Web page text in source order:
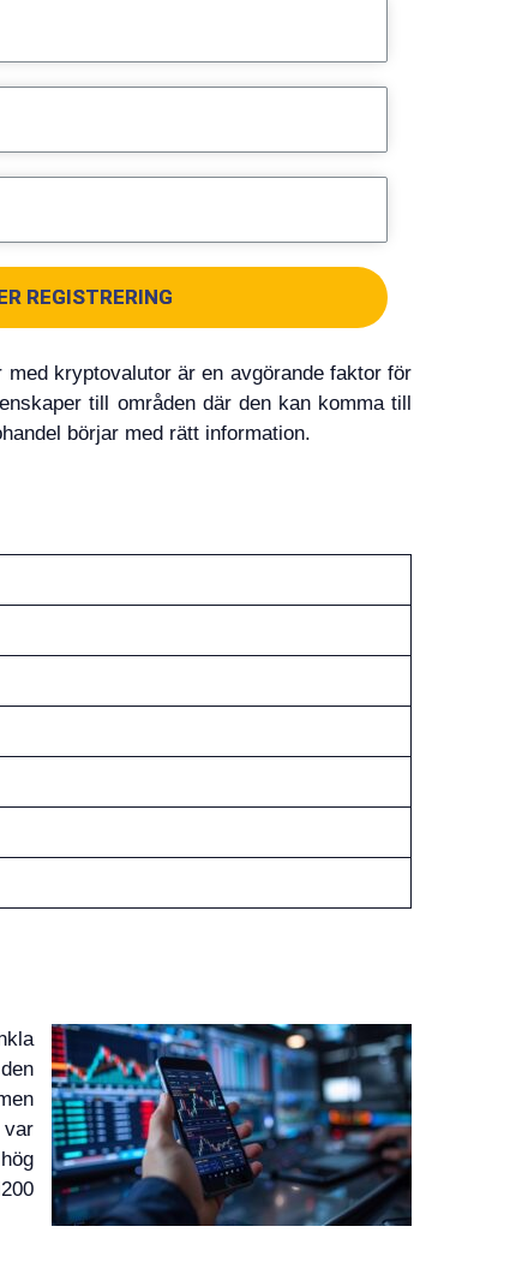
REGISTRERING
kryptovalutor är en avgörande faktor för
till områden där den kan komma till
börjar med rätt information.
var